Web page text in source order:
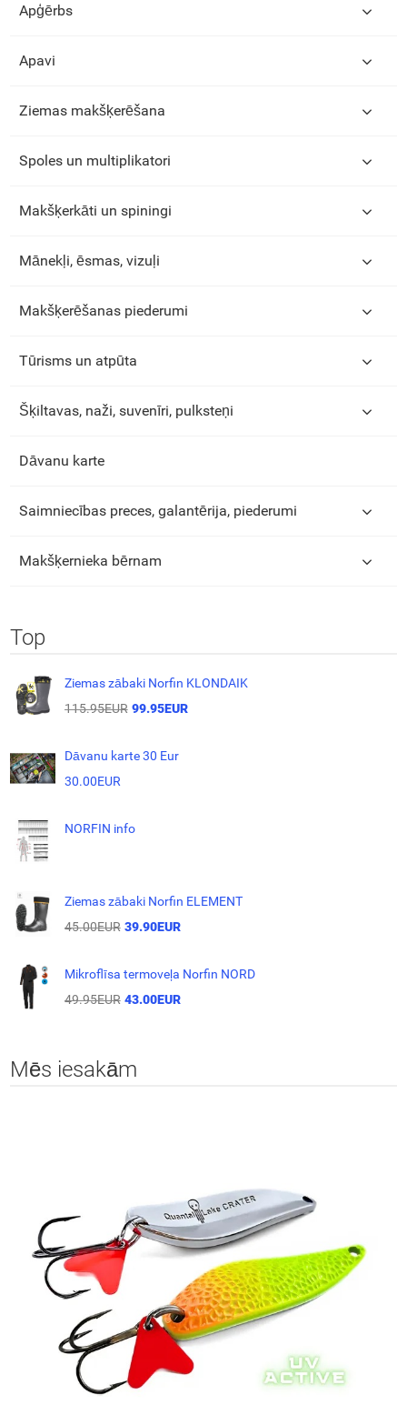
Apģērbs
Apavi
Ziemas makšķerēšana
Spoles un multiplikatori
Makšķerkāti un spiningi
Mānekļi, ēsmas, vizuļi
Makšķerēšanas piederumi
Tūrisms un atpūta
Šķiltavas, naži, suvenīri, pulksteņi
Dāvanu karte
Saimniecības preces, galantērija, piederumi
Makšķernieka bērnam
Top
Ziemas zābaki Norfin KLONDAIK
115.95EUR 99.95EUR
Dāvanu karte 30 Eur
30.00EUR
NORFIN info
Ziemas zābaki Norfin ELEMENT
45.00EUR 39.90EUR
Mikroflīsa termoveļa Norfin NORD
49.95EUR 43.00EUR
Mēs iesakām